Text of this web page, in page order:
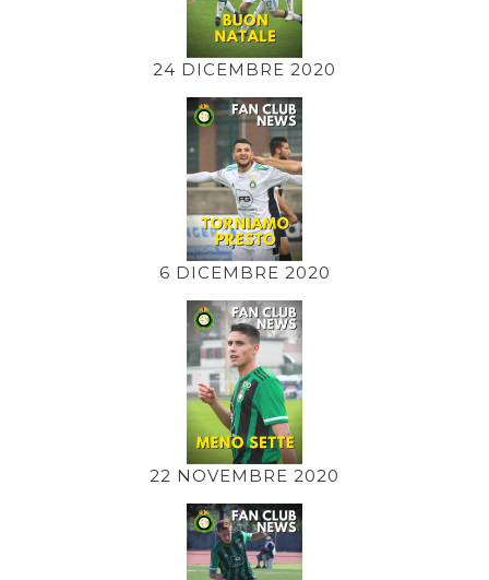
24 DICEMBRE 2020
6 DICEMBRE 2020
22 NOVEMBRE 2020